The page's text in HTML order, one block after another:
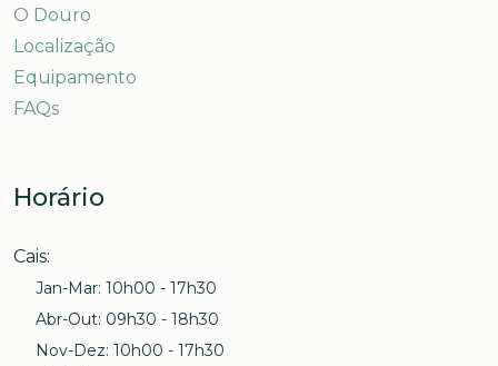
O Douro
Localização
Equipamento
FAQs
Horário
Cais:
Jan-Mar: 10h00 - 17h30
Abr-Out: 09h30 - 18h30
Nov-Dez: 10h00 - 17h30